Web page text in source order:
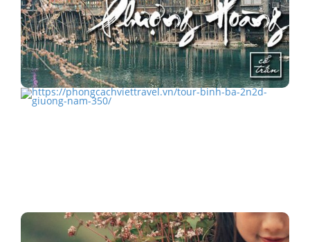
Check-in Phượng Hoàng Cổ Trấn ở Trung Quốc
TOUR BÌNH BA 2N2Đ GIƯỜNG NẰM